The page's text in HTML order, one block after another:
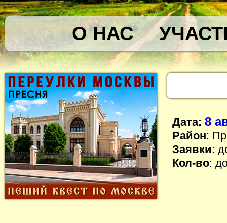
О НАС
Дата: 8
Район:
Заявки:
Кол-во: